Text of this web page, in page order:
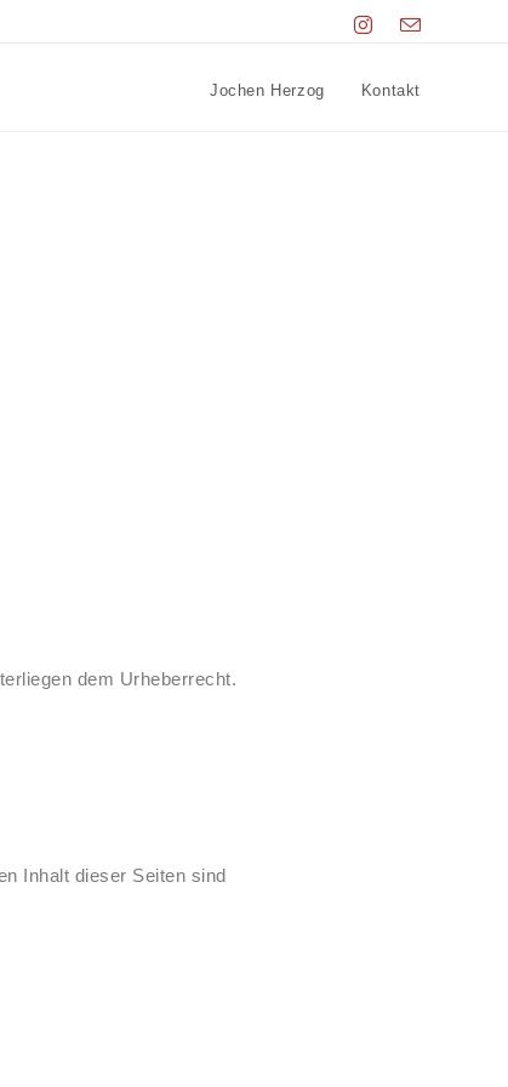
Jochen Herzog Kontakt
dem Urheberrecht.
Inhalt dieser Seiten sind